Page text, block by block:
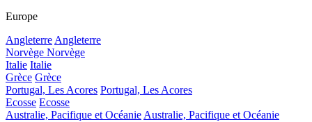
Europe
AngleterreAngleterre
Norvège Norvège
Italie Italie
Grèce Grèce
Portugal, Les Acores Portugal, Les Acores
Ecosse Ecosse
Australie, Pacifique et OcéanieAustralie, Pacifique et Océanie